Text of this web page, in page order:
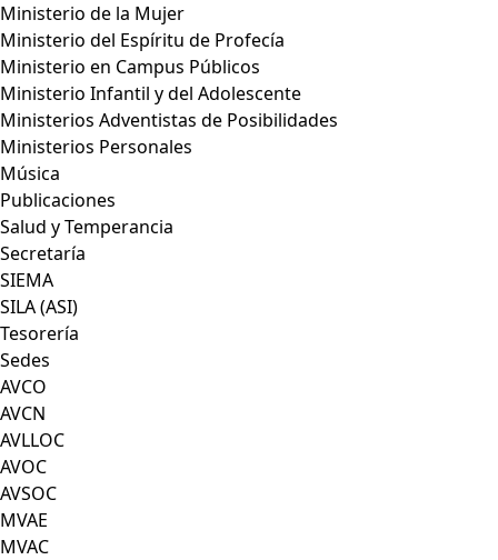
Ministerio de la Mujer
Ministerio del Espíritu de Profecía
Ministerio en Campus Públicos
Ministerio Infantil y del Adolescente
Ministerios Adventistas de Posibilidades
Ministerios Personales
Música
Publicaciones
Salud y Temperancia
Secretaría
SIEMA
SILA (ASI)
Tesorería
Sedes
AVCO
AVCN
AVLLOC
AVOC
AVSOC
MVAE
MVAC